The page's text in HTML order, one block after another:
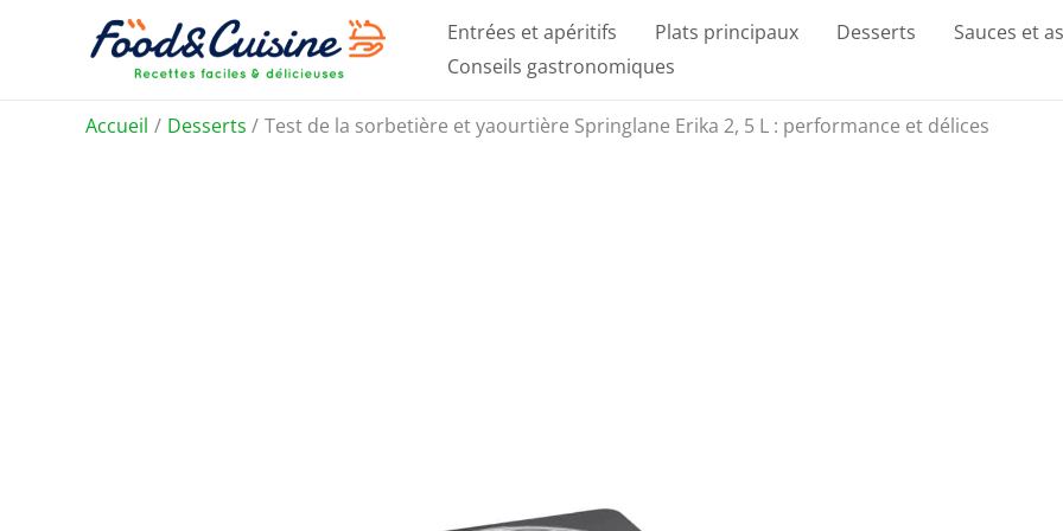
Entrées et apéritifs Plats principaux Desserts Sauces et
Conseils gastronomiques
Accueil Desserts Test de la sorbetière et yaourtière Springlane Erika 2, 5 L : performance et délices